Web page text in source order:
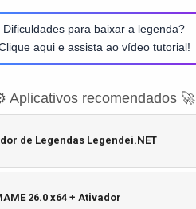
Dificuldades para baixar a legenda?
aqui e assista ao vídeo tutorial!
Aplicativos recomendados 🚀
de Legendas Legendei.NET
26.0 x64 + Ativador